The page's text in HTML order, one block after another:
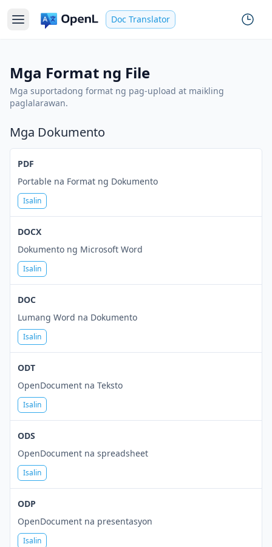
Doc Translator
Mga Format ng File
Mga suportadong format ng pag-upload at maikling
paglalarawan.
Mga Dokumento
PDF
Portable na Format ng Dokumento
Isalin
DOCX
Dokumento ng Microsoft Word
Isalin
DOC
Lumang Word na Dokumento
Isalin
ODT
OpenDocument na Teksto
Isalin
ODS
OpenDocument na spreadsheet
Isalin
ODP
OpenDocument na presentasyon
Isalin